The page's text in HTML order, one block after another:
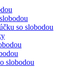
so slobodou
slobodou